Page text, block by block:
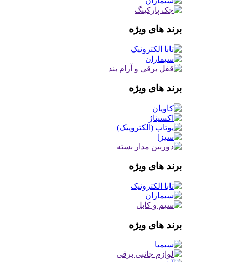
برند های ویژه
برند های ویژه
برند های ویژه
برند های ویژه